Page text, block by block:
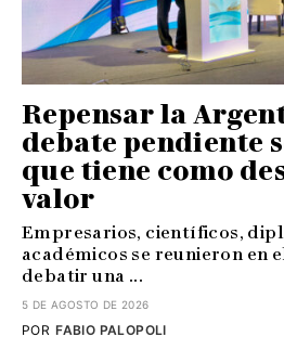
Repensar la
debate pendiente
que tiene como
valor
Empresarios, científicos,
académicos se reunieron en
debatir una ...
5 DE AGOSTO DE 2026
FABIO PALOPOLI
POR